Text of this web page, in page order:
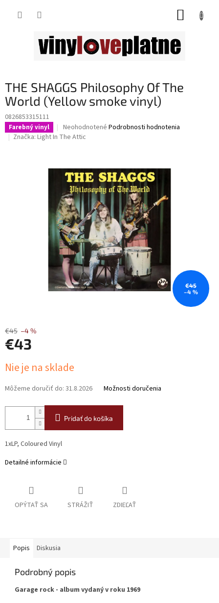
THE SHAGGS Philosophy Of The
World (Yellow smoke vinyl)
0826853315111
Farebný vinyl
Priemerné
hodnotenie
z
hviezdičiek.
Neohodnotené Podrobnosti hodnotenia
Značka: Light In The Attic
€45
–4 %
€45 –4 %
€43
cena:
Nie je na sklade
Môžeme doručiť do: 31.8.2026 Možnosti doručenia
Pridať do košíka
1xLP, Coloured Vinyl
Detailné informácie
OPÝTAŤ SA STRÁŽIŤ ZDIEĽAŤ
Popis Diskusia
Podrobný popis
Garage rock - album vydaný v roku 1969